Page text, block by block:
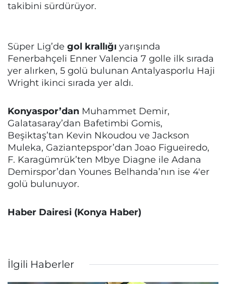
takibini sürdürüyor.
Süper Lig’de gol krallığı yarışında
Fenerbahçeli Enner Valencia 7 golle ilk sırada
yer alırken, 5 golü bulunan Antalyasporlu Haji
Wright ikinci sırada yer aldı.
Konyaspor’dan Muhammet Demir,
Galatasaray’dan Bafetimbi Gomis,
Beşiktaş’tan Kevin Nkoudou ve Jackson
Muleka, Gaziantepspor’dan Joao Figueiredo,
F. Karagümrük’ten Mbye Diagne ile Adana
Demirspor’dan Younes Belhanda’nın ise 4'er
golü bulunuyor.
Haber Dairesi (Konya Haber)
İlgili Haberler